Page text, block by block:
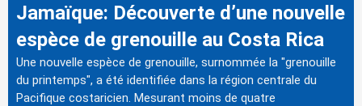
Jamaïque: Découverte d’une nouvelle
espèce de grenouille au Costa Rica
Une nouvelle espèce de grenouille, surnommée la "grenouille
du printemps", a été identifiée dans la région centrale du
Pacifique costaricien. Mesurant moins de quatre